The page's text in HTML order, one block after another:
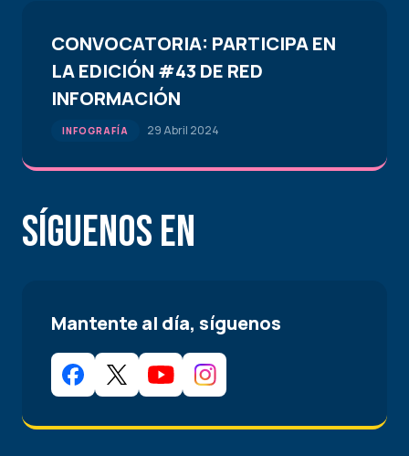
CONVOCATORIA: PARTICIPA EN
LA EDICIÓN #43 DE RED
INFORMACIÓN
INFOGRAFÍA 29 Abril 2024
Síguenos en
Mantente al día, síguenos